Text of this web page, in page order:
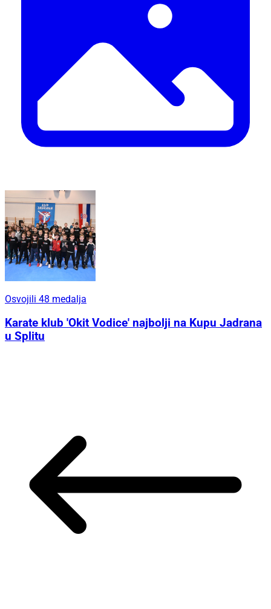
Osvojili 48 medalja
Karate klub 'Okit Vodice' najbolji na Kupu Jadrana
u Splitu